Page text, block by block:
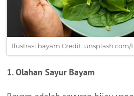
Ilustrasi bayam Credit: unsplash.com/
1. Olahan Sayur Bayam